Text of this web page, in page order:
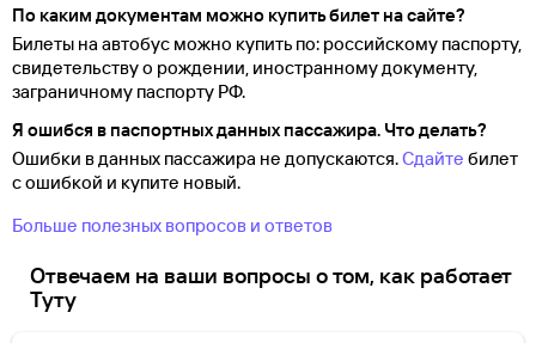
По каким документам можно купить билет на сайте?
Билеты на автобус можно купить по: российскому паспорту,
свидетельству о рождении, иностранному документу,
заграничному паспорту РФ.
Я ошибся в паспортных данных пассажира. Что делать?
Ошибки в данных пассажира не допускаются.Сдайте билет
с ошибкой и купите новый.
Больше полезных вопросов и ответов
Отвечаем на ваши вопросы о том, как работает
Туту